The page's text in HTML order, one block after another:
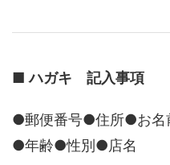
■ハガキ 記入事項
●郵便番号●住所●お名
●年齢●性別●店名